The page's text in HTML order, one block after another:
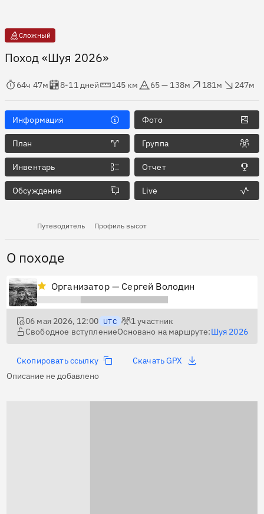
Сложный
Поход «Шуя 2026»
в пути
64ч 47м
Оценка в днях
8-11 дней
Дистанция
145 км
Абсолютная высота
65 — 138м
181м
247м
Информация Фото
План Группа
Инвентарь Отчет
Обсуждение Live
Путеводитель Профиль высот
О походе
Организатор — Сергей Володин
06 мая 2026, 12:00 UTC 1участник
Свободное вступлениеОсновано на маршруте:Шуя 2026
Скопировать ссылку
Скачать GPX
Описание не добавлено